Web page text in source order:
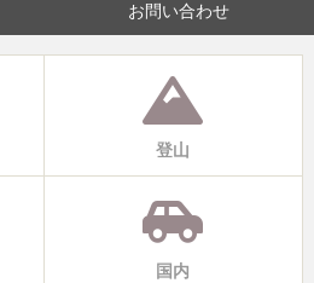
お問い合わせ
登山
国内